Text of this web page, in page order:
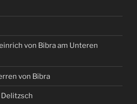
von Bibra am Unteren
von Bibra